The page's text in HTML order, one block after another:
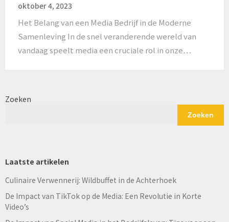
oktober 4, 2023
Het Belang van een Media Bedrijf in de Moderne
Samenleving In de snel veranderende wereld van
vandaag speelt media een cruciale rol in onze…
Zoeken
Zoeken
Laatste artikelen
Culinaire Verwennerij: Wildbuffet in de Achterhoek
De Impact van TikTok op de Media: Een Revolutie in Korte
Video’s